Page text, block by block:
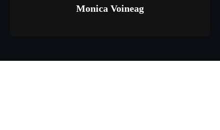
Monica Voineag